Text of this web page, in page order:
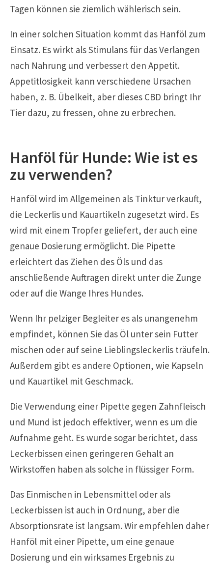
Tagen können sie ziemlich wählerisch sein.
In einer solchen Situation kommt das Hanföl zum
Einsatz. Es wirkt als Stimulans für das Verlangen
nach Nahrung und verbessert den Appetit.
Appetitlosigkeit kann verschiedene Ursachen
haben, z. B. Übelkeit, aber dieses CBD bringt Ihr
Tier dazu, zu fressen, ohne zu erbrechen.
Hanföl für Hunde: Wie ist es
zu verwenden?
Hanföl wird im Allgemeinen als Tinktur verkauft,
die Leckerlis und Kauartikeln zugesetzt wird. Es
wird mit einem Tropfer geliefert, der auch eine
genaue Dosierung ermöglicht. Die Pipette
erleichtert das Ziehen des Öls und das
anschließende Auftragen direkt unter die Zunge
oder auf die Wange Ihres Hundes.
Wenn Ihr pelziger Begleiter es als unangenehm
empfindet, können Sie das Öl unter sein Futter
mischen oder auf seine Lieblingsleckerlis träufeln.
Außerdem gibt es andere Optionen, wie Kapseln
und Kauartikel mit Geschmack.
Die Verwendung einer Pipette gegen Zahnfleisch
und Mund ist jedoch effektiver, wenn es um die
Aufnahme geht. Es wurde sogar berichtet, dass
Leckerbissen einen geringeren Gehalt an
Wirkstoffen haben als solche in flüssiger Form.
Das Einmischen in Lebensmittel oder als
Leckerbissen ist auch in Ordnung, aber die
Absorptionsrate ist langsam. Wir empfehlen daher
Hanföl mit einer Pipette, um eine genaue
Dosierung und ein wirksames Ergebnis zu